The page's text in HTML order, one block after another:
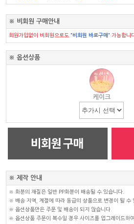
※ 비회원 구매안내
회원가입없이 비회원으로도 "비회원 바로구매" 가능합니
※ 옵션상품
케이크
※ 제작 안내
※ 화분의 재질은 일반 PP화분이 배송될 수 있습니다.
※ 배송 지역, 계절에 따라 동급의 상품으로 변경이 될 수
※ 옵션상품만은 주문 및 배송이 되지 않습니다.
※ 옵션상품 주문이 복수일 경우 사이즈를 업그레이드하